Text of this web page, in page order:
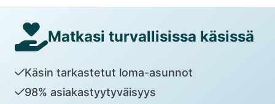
Matkasi turvallisissa käsissä
Käsin tarkastetut loma-asunnot
98% asiakastyytyväisyys